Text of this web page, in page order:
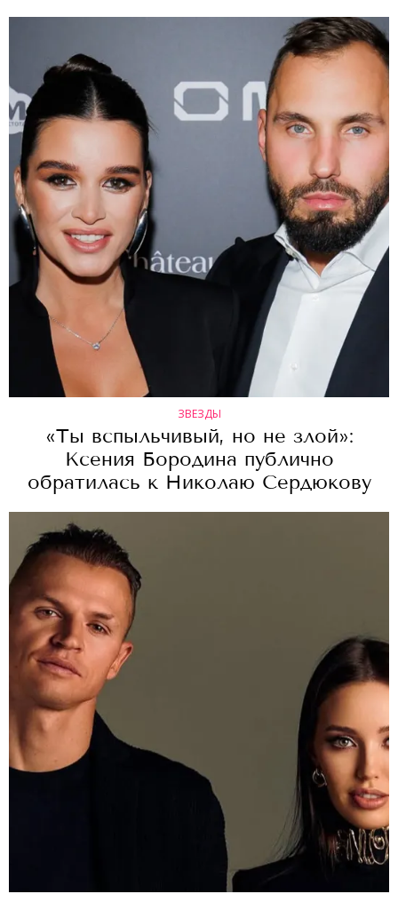
ЗВЕЗДЫ
«Ты вспыльчивый, но не злой»:
Ксения Бородина публично
обратилась к Николаю Сердюкову